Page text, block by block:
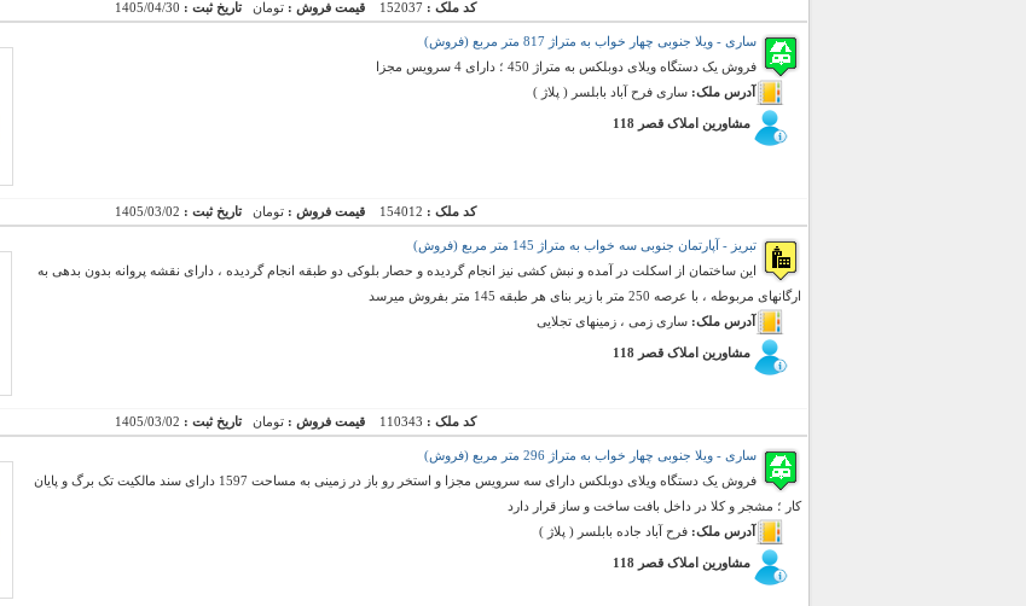
کد ملک : 152037 قیمت فروش : تومانتاریخ ثبت : 1405/04/30
ساری - ویلا جنوبی چهار خواب به متراژ 817 متر مربع (فروش)
فروش یک دستگاه ویلای دوبلکس به متراژ 450 ؛ دارای 4 سرویس مجزا
آدرس ملک: ساری فرح آباد بابلسر ( پلاژ )
مشاورین املاک قصر 118
کد ملک : 154012 قیمت فروش : تومانتاریخ ثبت : 1405/03/02
تبریز - آپارتمان جنوبی سه خواب به متراژ 145 متر مربع (فروش)
این ساختمان از اسکلت در آمده و نبش کشی نیز انجام گردیده و حصار بلوکی دو طبقه انجام گردیده ، دارای نقشه پروانه بدون بدهی به
ارگانهای مربوطه ، با عرصه 250 متر با زیر بنای هر طبقه 145 متر بفروش میرسد
آدرس ملک: ساری زمی ، زمینهای تجلایی
مشاورین املاک قصر 118
کد ملک : 110343 قیمت فروش : تومانتاریخ ثبت : 1405/03/02
ساری - ویلا جنوبی چهار خواب به متراژ 296 متر مربع (فروش)
فروش یک دستگاه ویلای دوبلکس دارای سه سرویس مجزا و استخر رو باز در زمینی به مساحت 1597 دارای سند مالکیت تک برگ و پایان
کار ؛ مشجر و کلا در داخل بافت ساخت و ساز قرار دارد
آدرس ملک: فرح آباد جاده بابلسر ( پلاژ )
مشاورین املاک قصر 118